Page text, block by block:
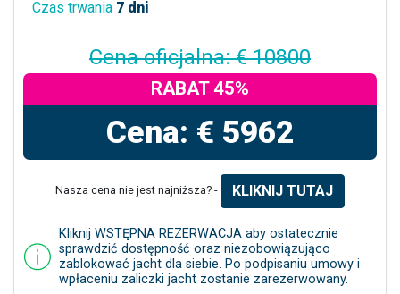
Czas trwania 7 dni
Cena oficjalna: € 10800
RABAT 45%
Cena: € 5962
Nasza cena nie jest najniższa? - KLIKNIJ TUTAJ
Kliknij WSTĘPNA REZERWACJA aby ostatecznie
sprawdzić dostępność oraz niezobowiązująco
zablokować jacht dla siebie. Po podpisaniu umowy i
wpłaceniu zaliczki jacht zostanie zarezerwowany.